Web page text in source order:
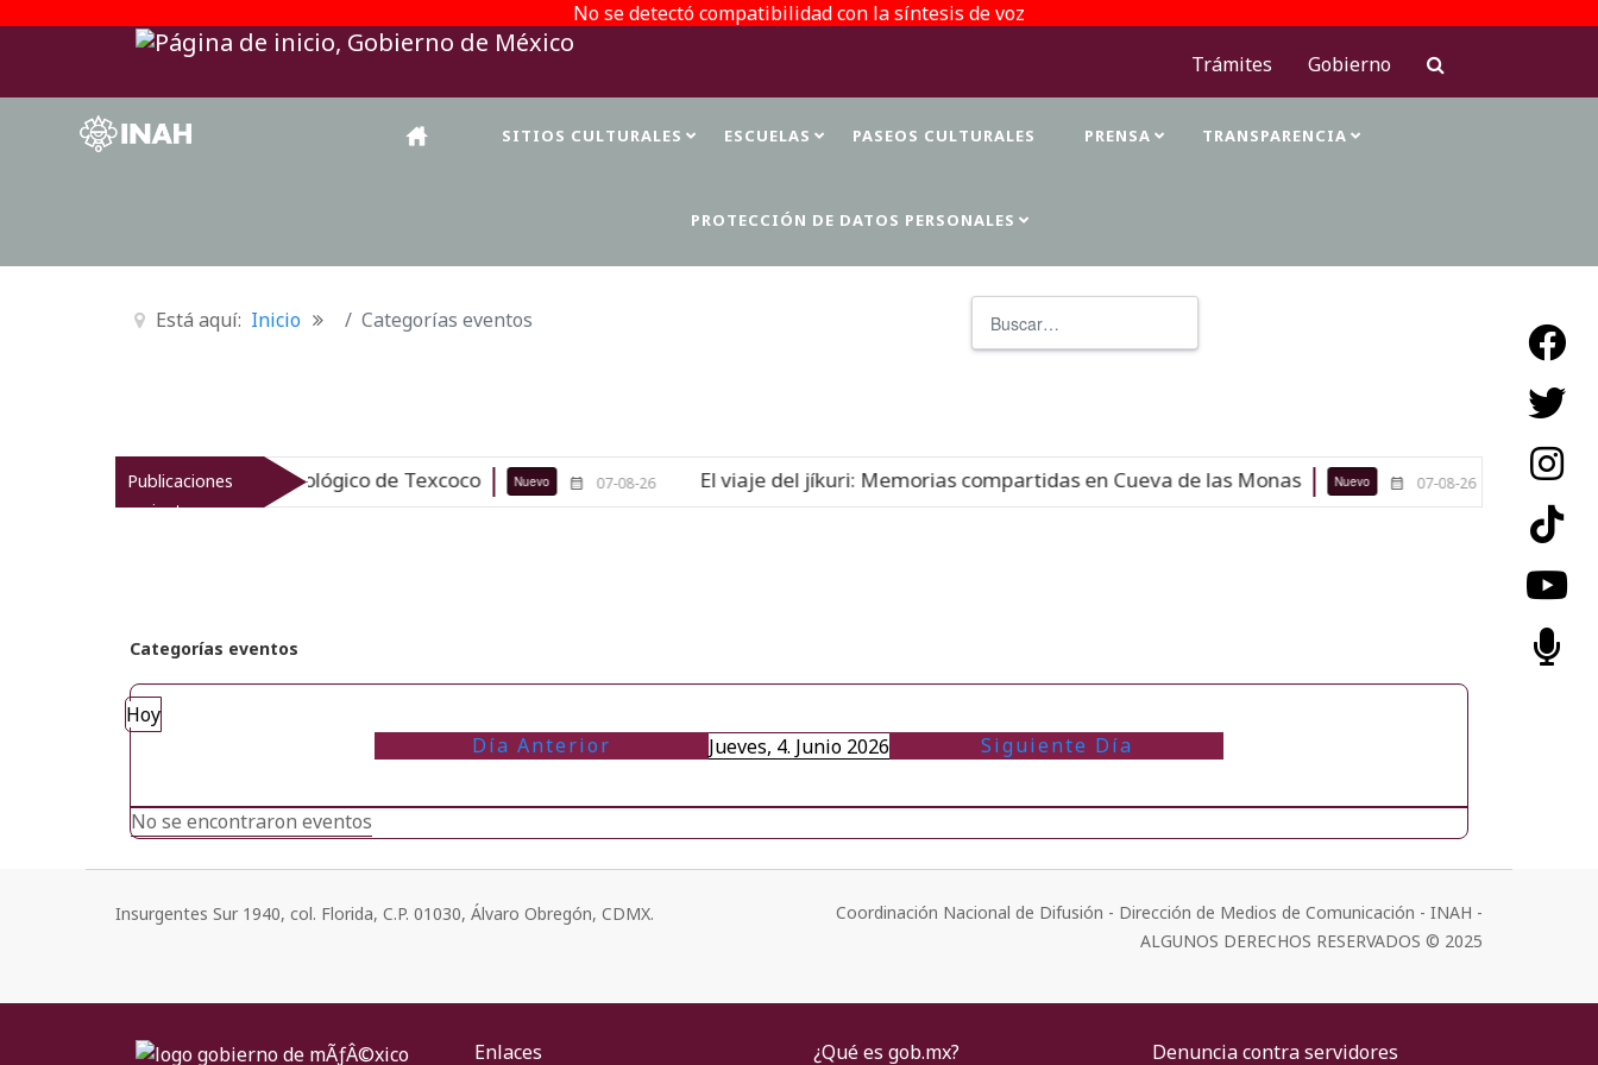
No se detectó compatibilidad con la síntesis de voz
Trámites
Gobierno
SITIOS CULTURALES ESCUELAS PASEOS CULTURALES PRENSA TRANSPARENCIA
PROTECCIÓN DE DATOS PERSONALES
Está aquí: Inicio Categorías eventos
Publicaciones
recientes
el patrimonio arqueológico de Texcoco Nuevo 07-08-26 El viaje del jíkuri: Memorias compartidas en Cueva de las Monas Nuevo 07-08-26 Maestras
Categorías eventos
Hoy
Día Anterior
Jueves, 4. Junio 2026 Siguiente Día
No se encontraron eventos
Insurgentes Sur 1940, col. Florida, C.P. 01030, Álvaro Obregón, CDMX.
Coordinación Nacional de Difusión - Dirección de Medios de Comunicación - INAH -
ALGUNOS DERECHOS RESERVADOS © 2025
Enlaces ¿Qué es gob.mx?
Denuncia contra servidores